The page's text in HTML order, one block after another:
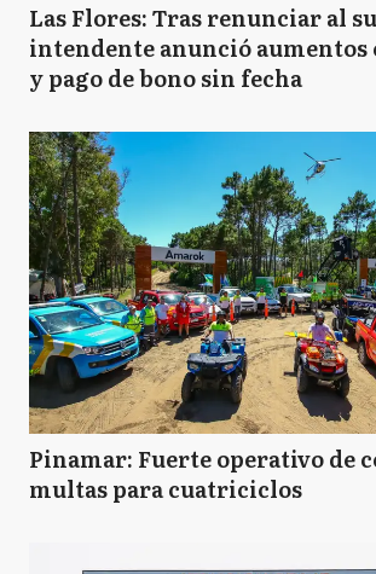
Las Flores: Tras renunciar al
intendente anunció aumentos
y pago de bono sin fecha
Pinamar: Fuerte operativo de
multas para cuatriciclos